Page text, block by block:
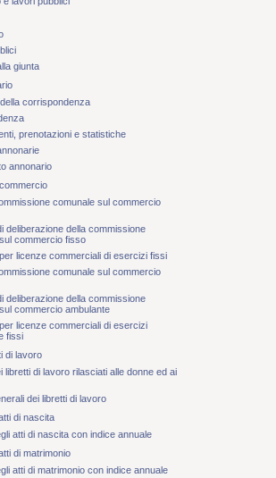
giunta
corrispondenza
prenotazioni e statistiche
annonario
comunale sul commercio
deliberazione della commissione
commercio fisso
licenze commerciali di esercizi fissi
comunale sul commercio
deliberazione della commissione
commercio ambulante
licenze commerciali di esercizi
fissi
di lavoro
libretti di lavoro rilasciati alle donne ed ai
dei libretti di lavoro
di nascita
atti di nascita con indice annuale
di matrimonio
atti di matrimonio con indice annuale